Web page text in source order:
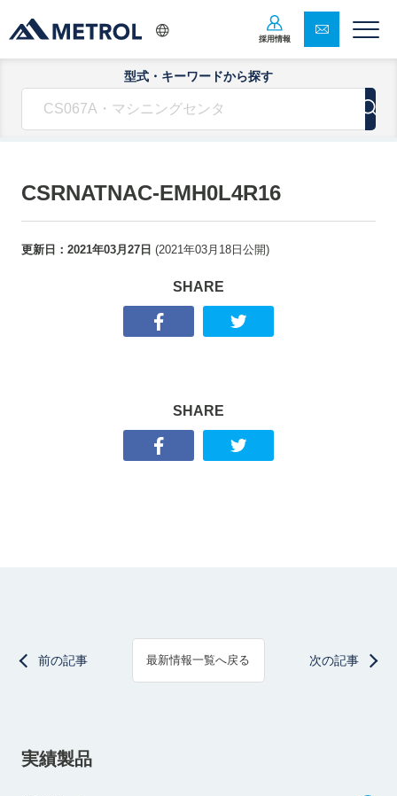
採用情報
型式・キーワードから探す
CSRNATNAC-EMH0L4R16
更新日： 2021年03月27日 (2021年03月18日 公開)
SHARE
SHARE
前の記事 最新情報一覧へ戻る 次の記事
実績製品